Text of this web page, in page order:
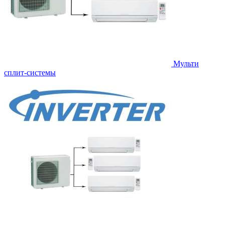
Мульти
сплит-системы